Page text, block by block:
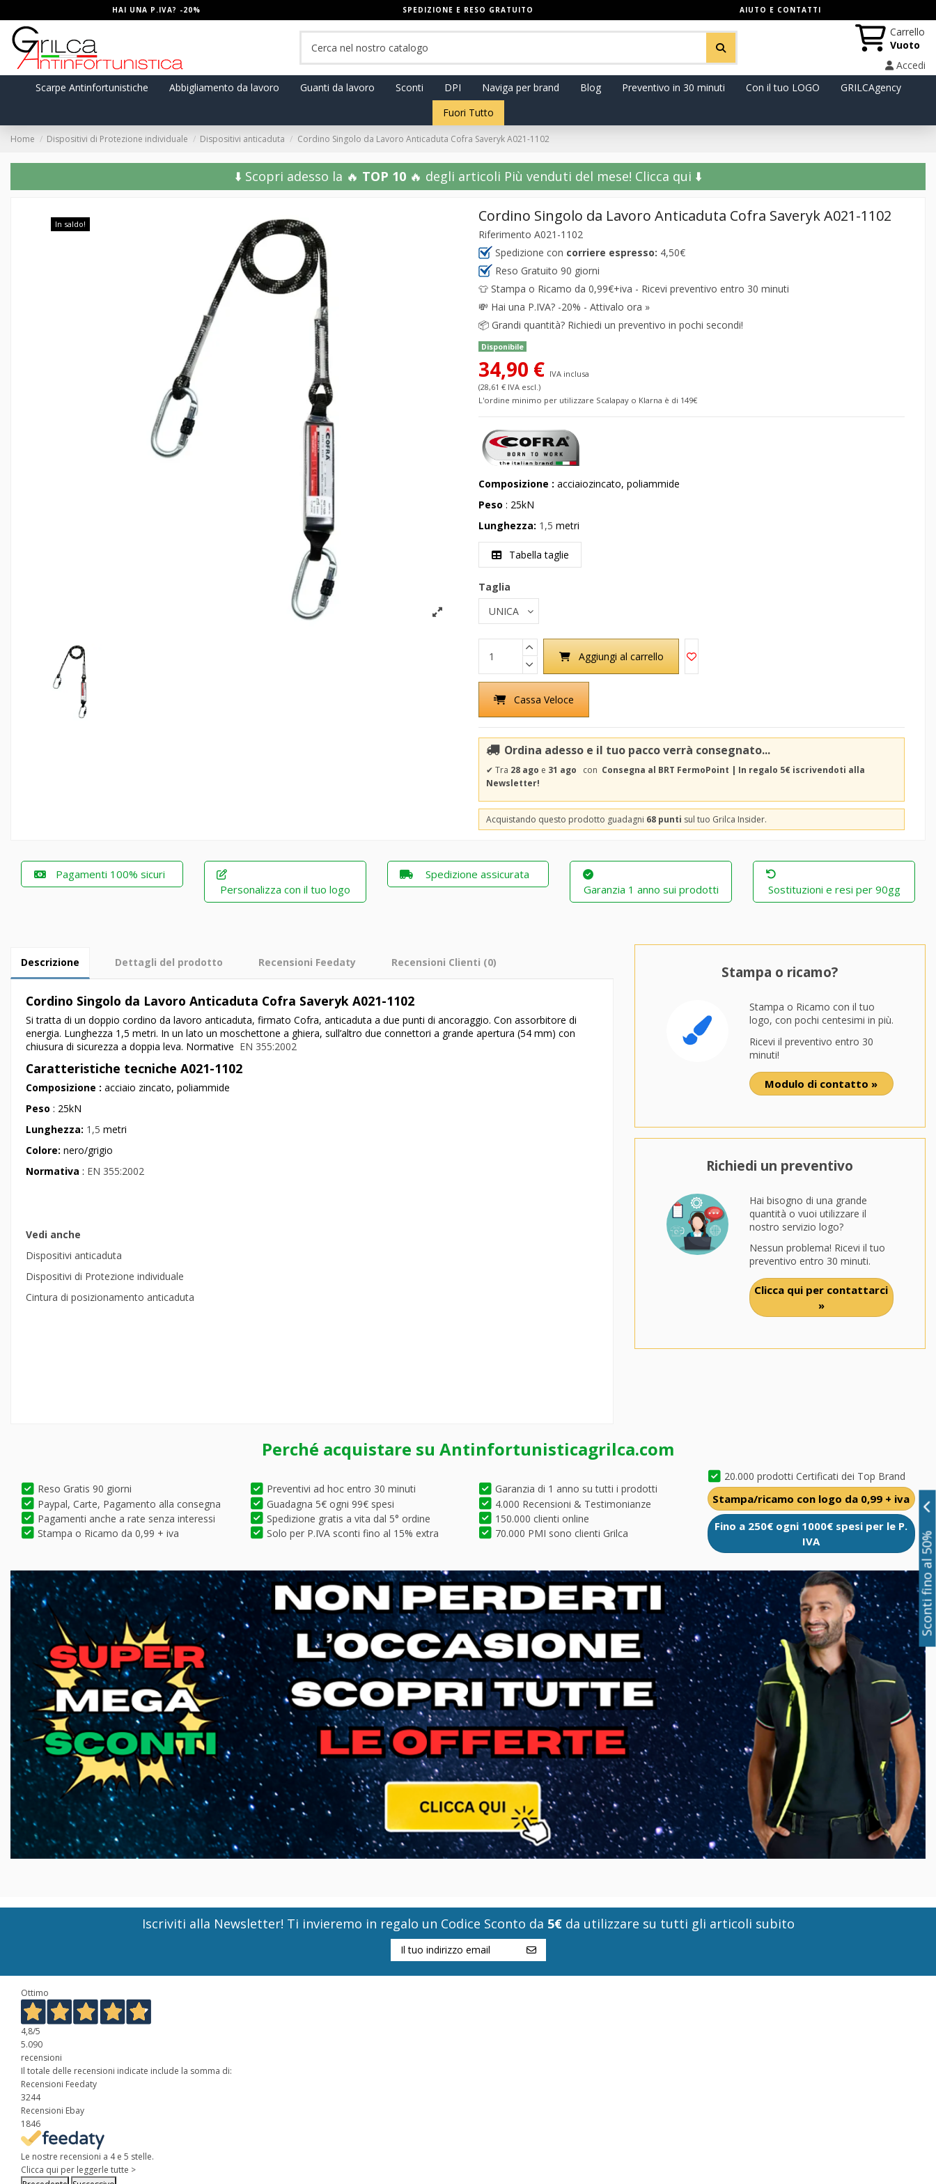
HAI UNA P.IVA? -20% SPEDIZIONE E RESO GRATUITO AIUTO E CONTATTI
Carrello
Vuoto
Accedi
Scarpe Antinfortunistiche
Abbigliamento da lavoro Guanti da lavoro Sconti DPI Naviga per brand Blog Preventivo in 30 minuti Con il tuo LOGO
GRILCAgency
Fuori Tutto
Home Dispositivi di Protezione individuale Dispositivi anticaduta Cordino Singolo da Lavoro Anticaduta Cofra Saveryk A021-1102
⬇️ Scopri adesso la 🔥 TOP 10🔥 degli articoli Più venduti del mese!️ Clicca qui ⬇️
In saldo! Cordino Singolo da Lavoro Anticaduta Cofra Saveryk A021-1102
Riferimento A021-1102
Spedizione con corriere espresso: 4,50€
Reso Gratuito 90 giorni
👕 Stampa o Ricamo da 0,99€+iva - Ricevi preventivo entro 30 minuti
💸 Hai una P.IVA? -20% - Attivalo ora »
📦 Grandi quantità? Richiedi un preventivo in pochi secondi!
Disponibile
34,90 € IVA inclusa
(28,61 € IVA escl.)
L'ordine minimo per utilizzare Scalapay o Klarna è di 149€
Composizione : acciaiozincato, poliammide
Peso : 25kN
Lunghezza: 1,5 metri
Tabella taglie
Taglia
Aggiungi al carrello
Cassa Veloce
Ordina adesso e il tuo pacco verrà consegnato...
✔ Tra 28 ago e 31 ago con Consegna al BRT FermoPoint | In regalo 5€ iscrivendoti alla
Newsletter!
Acquistando questo prodotto guadagni 68 punti sul tuo Grilca Insider.
Pagamenti 100% sicuri
Personalizza con il tuo logo
Spedizione assicurata
Garanzia 1 anno sui prodotti
Sostituzioni e resi per 90gg
Descrizione Dettagli del prodotto Recensioni Feedaty Recensioni Clienti (0)
Cordino Singolo da Lavoro Anticaduta Cofra Saveryk A021-1102
Si tratta di un doppio cordino da lavoro anticaduta, firmato Cofra, anticaduta a due punti di ancoraggio. Con assorbitore di
energia. Lunghezza 1,5 metri. In un lato un moschettone a ghiera, sull’altro due connettori a grande apertura (54 mm) con
chiusura di sicurezza a doppia leva. Normative EN 355:2002
Caratteristiche tecniche A021-1102
Composizione : acciaio zincato, poliammide
Peso : 25kN
Lunghezza: 1,5 metri
Colore: nero/grigio
Normativa : EN 355:2002
Vedi anche
Dispositivi anticaduta
Dispositivi di Protezione individuale
Cintura di posizionamento anticaduta
Stampa o ricamo?
Stampa o Ricamo con il tuo
logo, con pochi centesimi in più.
Ricevi il preventivo entro 30
minuti!
Modulo di contatto »
Richiedi un preventivo
Hai bisogno di una grande
quantità o vuoi utilizzare il
nostro servizio logo?
Nessun problema! Ricevi il tuo
preventivo entro 30 minuti.
Clicca qui per contattarci
»
Perché acquistare su Antinfortunisticagrilca.com
Reso Gratis 90 giorni
Paypal, Carte, Pagamento alla consegna
Pagamenti anche a rate senza interessi
Stampa o Ricamo da 0,99 + iva
Preventivi ad hoc entro 30 minuti
Guadagna 5€ ogni 99€ spesi
Spedizione gratis a vita dal 5° ordine
Solo per P.IVA sconti fino al 15% extra
Garanzia di 1 anno su tutti i prodotti
4.000 Recensioni & Testimonianze
150.000 clienti online
70.000 PMI sono clienti Grilca
20.000 prodotti Certificati dei Top Brand
Stampa/ricamo con logo da 0,99 + iva
Fino a 250€ ogni 1000€ spesi per le P.
IVA
Iscriviti alla Newsletter! Ti invieremo in regalo un Codice Sconto da 5€da utilizzare su tutti gli articoli subito
Ottimo
4,8/5
5.090
recensioni
Il totale delle recensioni indicate include la somma di:
Recensioni Feedaty
3244
Recensioni Ebay
1846
Le nostre recensioni a 4 e 5 stelle.
Clicca qui per leggerle tutte >
Sconti fino al 50%